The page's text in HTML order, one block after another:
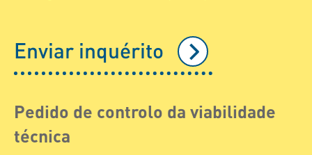
Enviar inquérito
Pedido de controlo da viabilidade
técnica